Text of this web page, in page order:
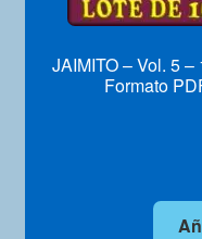
JAIMITO – Vol. 5
Formato